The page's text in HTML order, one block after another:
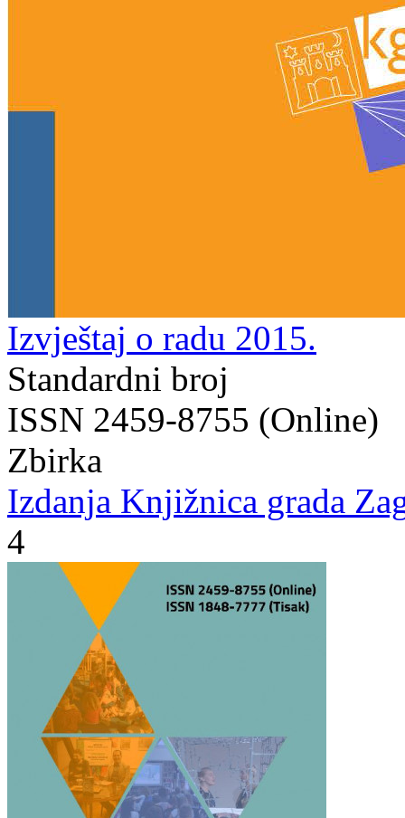
Izvještaj o radu 2015.
Standardni broj
ISSN 2459-8755 (Online)
Zbirka
Izdanja Knjižnica grada
4